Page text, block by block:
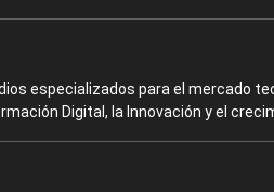
especializados para el mercado
Digital, la Innovación y el